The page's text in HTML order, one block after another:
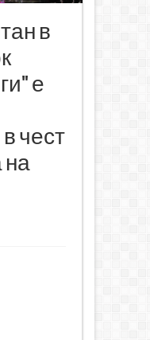
в
е
чест
на